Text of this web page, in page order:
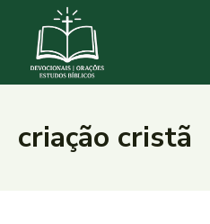
criação cristã